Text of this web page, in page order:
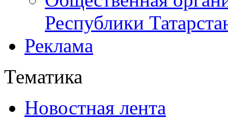
Республики
Реклама
Тематика
Новостная лента